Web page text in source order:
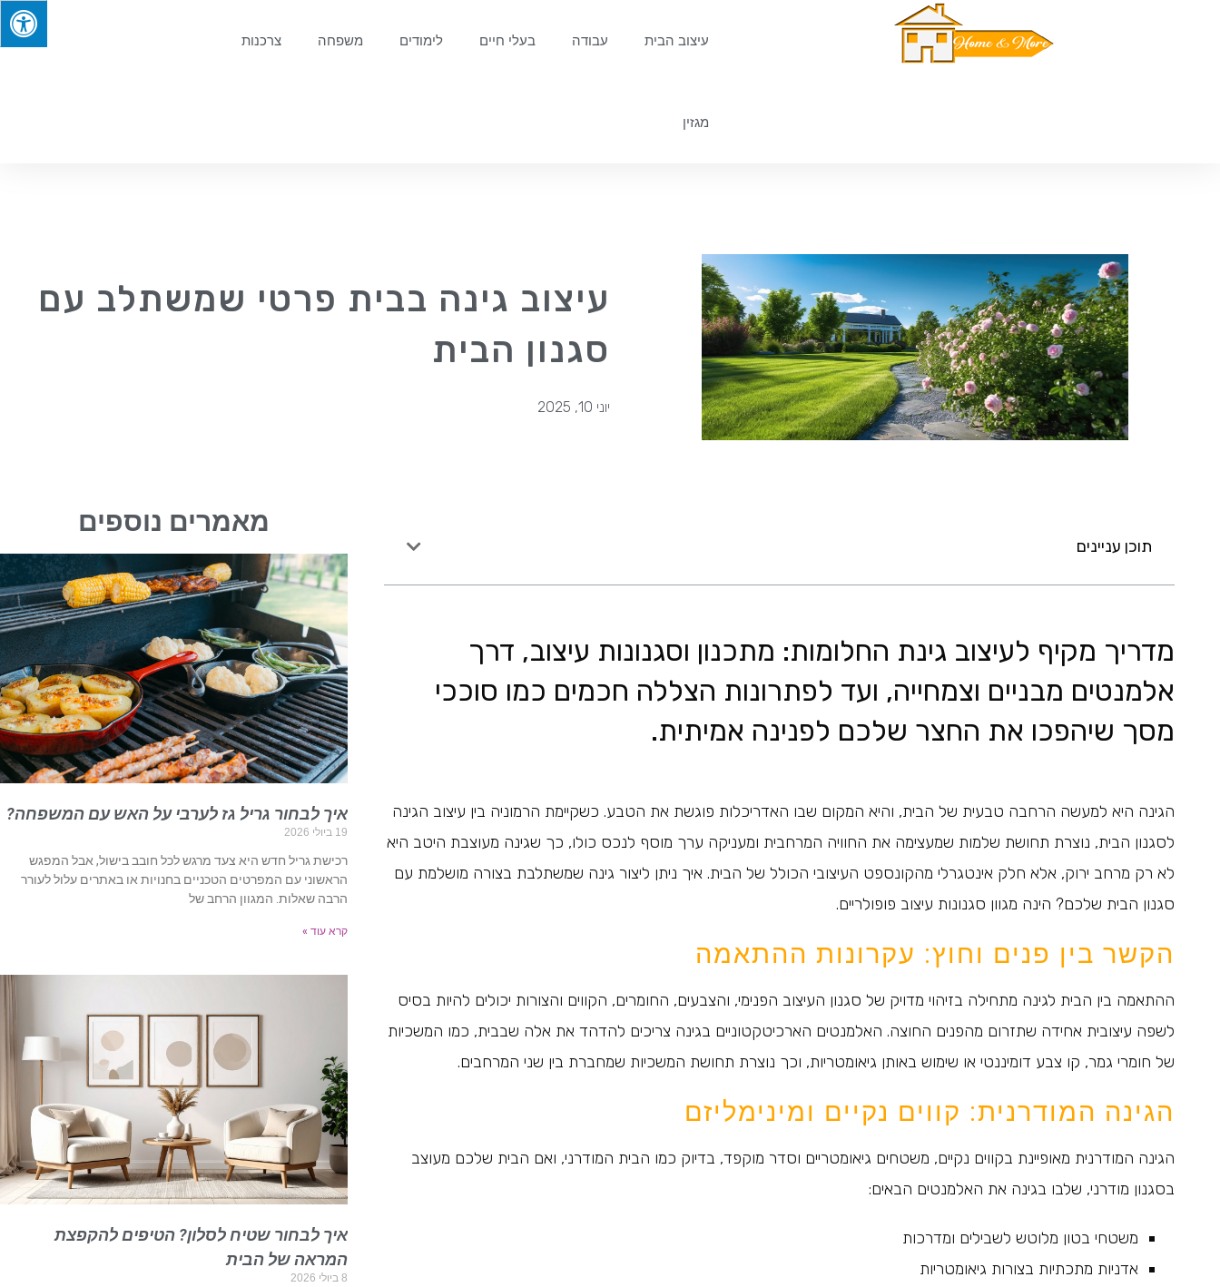
עיצוב הבית עבודה בעלי חיים לימודים משפחה צרכנות
מגזין
עיצוב גינה בבית פרטי שמשתלב עם
סגנון הבית
יוני 10, 2025
תוכן עניינים
מדריך מקיף לעיצוב גינת החלומות: מתכנון וסגנונות עיצוב, דרך
אלמנטים מבניים וצמחייה, ועד לפתרונות הצללה חכמים כמו סוככי
מסך שיהפכו את החצר שלכם לפנינה אמיתית.
הגינה היא למעשה הרחבה טבעית של הבית, והיא המקום שבו האדריכלות פוגשת את הטבע. כשקיימת הרמוניה בין עיצוב הגינה
לסגנון הבית, נוצרת תחושת שלמות שמעצימה את החוויה המרחבית ומעניקה ערך מוסף לנכס כולו, כך שגינה מעוצבת היטב היא
לא רק מרחב ירוק, אלא חלק אינטגרלי מהקונספט העיצובי הכולל של הבית. איך ניתן ליצור גינה שמשתלבת בצורה מושלמת עם
סגנון הבית שלכם? הינה מגוון סגנונות עיצוב פופולריים.
הקשר בין פנים וחוץ: עקרונות ההתאמה
ההתאמה בין הבית לגינה מתחילה בזיהוי מדויק של סגנון העיצוב הפנימי, והצבעים, החומרים, הקווים והצורות יכולים להיות בסיס
לשפה עיצובית אחידה שתזרום מהפנים החוצה. האלמנטים הארכיטקטוניים בגינה צריכים להדהד את אלה שבבית, כמו המשכיות
של חומרי גמר, קו צבע דומיננטי או שימוש באותן גיאומטריות, וכך נוצרת תחושת המשכיות שמחברת בין שני המרחבים.
הגינה המודרנית: קווים נקיים ומינימליזם
הגינה המודרנית מאופיינת בקווים נקיים, משטחים גיאומטריים וסדר מוקפד, בדיוק כמו הבית המודרני, ואם הבית שלכם מעוצב
בסגנון מודרני, שלבו בגינה את האלמנטים הבאים:
משטחי בטון מלוטש לשבילים ומדרכות
אדניות מתכתיות בצורות גיאומטריות
מאמרים נוספים
איך לבחור גריל גז לערבי על האש עם המשפחה?
19 ביולי 2026
רכישת גריל חדש היא צעד מרגש לכל חובב בישול, אבל המפגש
הראשוני עם המפרטים הטכניים בחנויות או באתרים עלול לעורר
הרבה שאלות. המגוון הרחב של
קרא עוד »
איך לבחור שטיח לסלון? הטיפים להקפצת
המראה של הבית
8 ביולי 2026